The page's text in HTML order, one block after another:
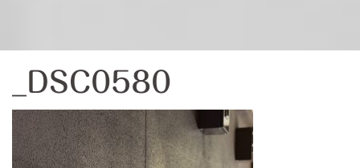
_DSC0580